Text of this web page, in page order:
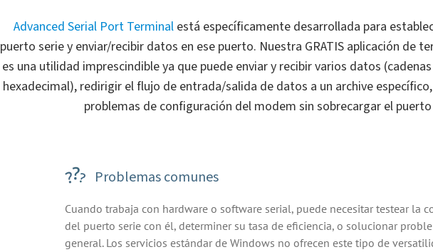
Advanced Serial Port Terminalestá específicamente desarrollada para
puerto serie y enviar/recibir datos en ese puerto. Nuestra GRATIS aplicación de
es una utilidad imprescindible ya que puede enviar y recibir varios datos
hexadecimal), redirigir el flujo de entrada/salida de datos a un archive
problemas de configuración del modem sin sobrecargar el
Problemas comunes
Cuando trabaja con hardware o software serial, puede necesitar testear la
del puerto serie con él, determiner su tasa de eficiencia, o solucionar
general. Los servicios estándar de Windows no ofrecen este tipo de